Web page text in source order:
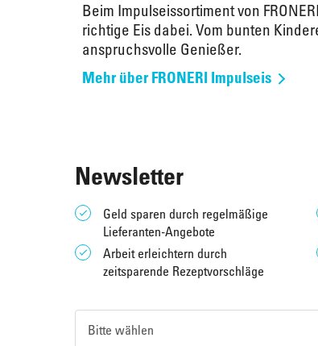
Beim Impulseissortiment von
richtige Eis dabei. Vom bunten
anspruchsvolle Genießer.
Mehr über FRONERI Impulseis
Newsletter
Geld sparen durch regelmäßige
Lieferanten-Angebote
Arbeit erleichtern durch
zeitsparende Rezeptvorschläge